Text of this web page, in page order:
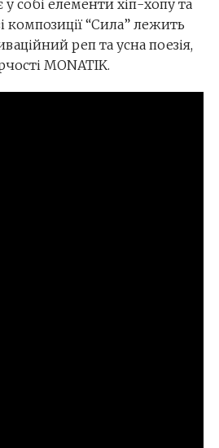
у собі елементи хіп-хопу та
композиції “Сила” лежить
реп та усна поезія,
MONATIK.